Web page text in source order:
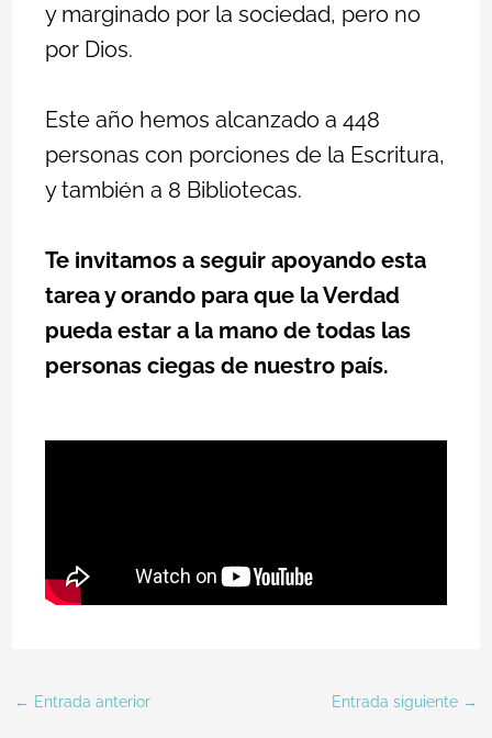
y marginado por la sociedad, pero no
por Dios.
Este año hemos alcanzado a 448
personas con porciones de la Escritura,
y también a 8 Bibliotecas.
Te invitamos a seguir apoyando esta
tarea y orando para que la Verdad
pueda estar a la mano de todas las
personas ciegas de nuestro país.
← Entrada anterior Entrada siguiente →